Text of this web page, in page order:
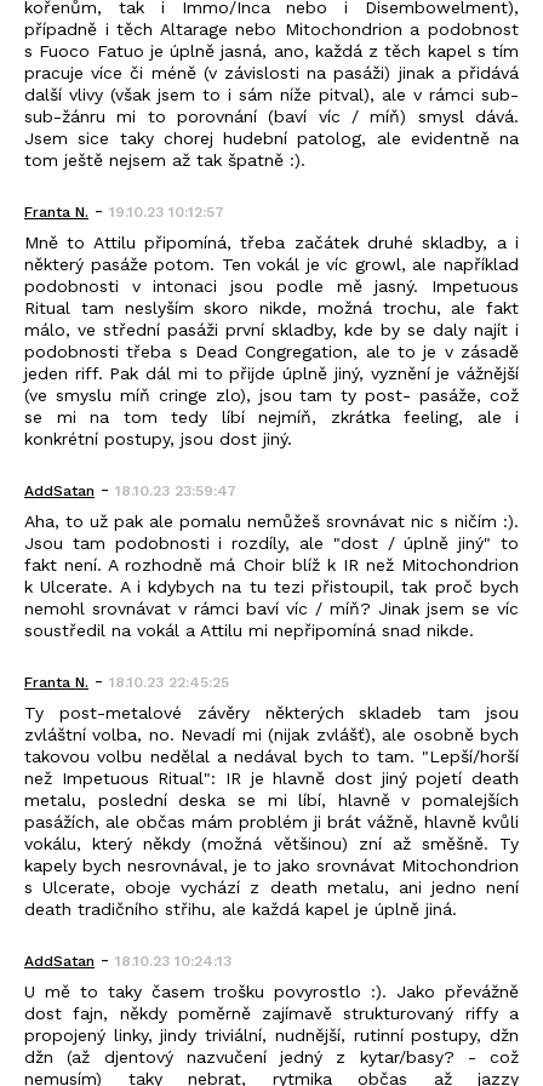
kořenům, tak i Immo/Inca nebo i Disembowelment),
případně i těch Altarage nebo Mitochondrion a podobnost
s Fuoco Fatuo je úplně jasná, ano, každá z těch kapel s tím
pracuje více či méně (v závislosti na pasáži) jinak a přidává
další vlivy (však jsem to i sám níže pitval), ale v rámci sub-
sub-žánru mi to porovnání (baví víc / míň) smysl dává.
Jsem sice taky chorej hudební patolog, ale evidentně na
tom ještě nejsem až tak špatně :).
Franta N. - 19.10.23 10:12:57
Mně to Attilu připomíná, třeba začátek druhé skladby, a i
některý pasáže potom. Ten vokál je víc growl, ale například
podobnosti v intonaci jsou podle mě jasný. Impetuous
Ritual tam neslyším skoro nikde, možná trochu, ale fakt
málo, ve střední pasáži první skladby, kde by se daly najít i
podobnosti třeba s Dead Congregation, ale to je v zásadě
jeden riff. Pak dál mi to přijde úplně jiný, vyznění je vážnější
(ve smyslu míň cringe zlo), jsou tam ty post- pasáže, což
se mi na tom tedy líbí nejmíň, zkrátka feeling, ale i
konkrétní postupy, jsou dost jiný.
AddSatan - 18.10.23 23:59:47
Aha, to už pak ale pomalu nemůžeš srovnávat nic s ničím :).
Jsou tam podobnosti i rozdíly, ale "dost / úplně jiný" to
fakt není. A rozhodně má Choir blíž k IR než Mitochondrion
k Ulcerate. A i kdybych na tu tezi přistoupil, tak proč bych
nemohl srovnávat v rámci baví víc / míň? Jinak jsem se víc
soustředil na vokál a Attilu mi nepřipomíná snad nikde.
Franta N. - 18.10.23 22:45:25
Ty post-metalové závěry některých skladeb tam jsou
zvláštní volba, no. Nevadí mi (nijak zvlášť), ale osobně bych
takovou volbu nedělal a nedával bych to tam. "Lepší/horší
než Impetuous Ritual": IR je hlavně dost jiný pojetí death
metalu, poslední deska se mi líbí, hlavně v pomalejších
pasážích, ale občas mám problém ji brát vážně, hlavně kvůli
vokálu, který někdy (možná většinou) zní až směšně. Ty
kapely bych nesrovnával, je to jako srovnávat Mitochondrion
s Ulcerate, oboje vychází z death metalu, ani jedno není
death tradičního střihu, ale každá kapel je úplně jiná.
AddSatan - 18.10.23 10:24:13
U mě to taky časem trošku povyrostlo :). Jako převážně
dost fajn, někdy poměrně zajímavě strukturovaný riffy a
propojený linky, jindy triviální, nudnější, rutinní postupy, džn
džn (až djentový nazvučení jedný z kytar/basy? - což
nemusím) taky nebrat, rytmika občas až jazzy